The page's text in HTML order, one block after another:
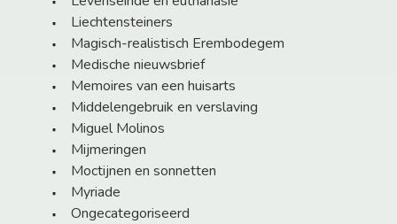
Liechtensteiners
Magisch-realistisch Erembodegem
Medische nieuwsbrief
Memoires van een huisarts
Middelengebruik en verslaving
Miguel Molinos
Mijmeringen
Moctijnen en sonnetten
Myriade
Ongecategoriseerd